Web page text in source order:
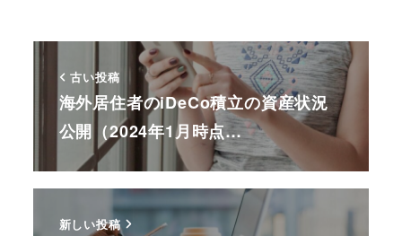
古い投稿
海外居住者のiDeCo積立の資産状況
公開（2024年1月時点…
新しい投稿